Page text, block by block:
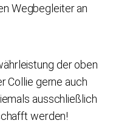
Wegbegleiter an
der oben
Collie gerne auch
ausschließlich
werden!